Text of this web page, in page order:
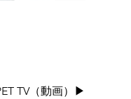
TV（動画）▶︎